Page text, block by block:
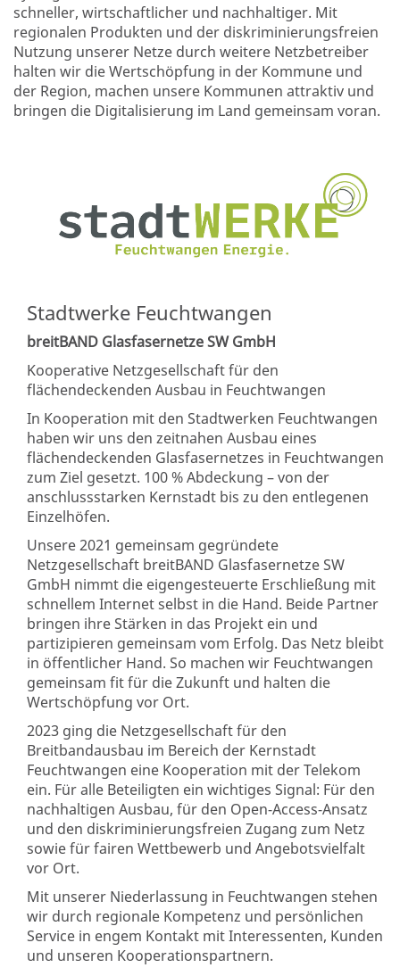
schneller, wirtschaftlicher und nachhaltiger. Mit
regionalen Produkten und der diskriminierungsfreien
Nutzung unserer Netze durch weitere Netzbetreiber
halten wir die Wertschöpfung in der Kommune und
der Region, machen unsere Kommunen attraktiv und
bringen die Digitalisierung im Land gemeinsam voran.
Stadtwerke Feuchtwangen
breitBAND Glasfasernetze SW GmbH
Kooperative Netzgesellschaft für den
flächendeckenden Ausbau in Feuchtwangen
In Kooperation mit den Stadtwerken Feuchtwangen
haben wir uns den zeitnahen Ausbau eines
flächendeckenden Glasfasernetzes in Feuchtwangen
zum Ziel gesetzt. 100 % Abdeckung – von der
anschlussstarken Kernstadt bis zu den entlegenen
Einzelhöfen.
Unsere 2021 gemeinsam gegründete
Netzgesellschaft breitBAND Glasfasernetze SW
GmbH nimmt die eigengesteuerte Erschließung mit
schnellem Internet selbst in die Hand. Beide Partner
bringen ihre Stärken in das Projekt ein und
partizipieren gemeinsam vom Erfolg. Das Netz bleibt
in öffentlicher Hand. So machen wir Feuchtwangen
gemeinsam fit für die Zukunft und halten die
Wertschöpfung vor Ort.
2023 ging die Netzgesellschaft für den
Breitbandausbau im Bereich der Kernstadt
Feuchtwangen eine Kooperation mit der Telekom
ein. Für alle Beteiligten ein wichtiges Signal: Für den
nachhaltigen Ausbau, für den Open-Access-Ansatz
und den diskriminierungsfreien Zugang zum Netz
sowie für fairen Wettbewerb und Angebotsvielfalt
vor Ort.
Mit unserer Niederlassung in Feuchtwangen stehen
wir durch regionale Kompetenz und persönlichen
Service in engem Kontakt mit Interessenten, Kunden
und unseren Kooperationspartnern.